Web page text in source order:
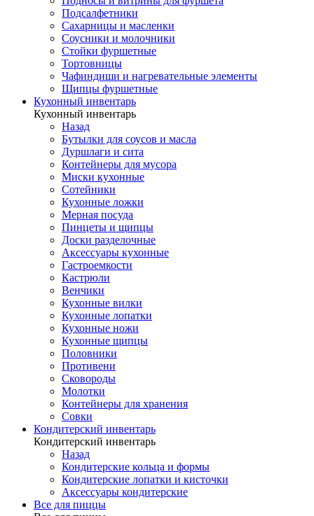
Подсалфетники
Сахарницы и масленки
Соусники и молочники
Стойки фуршетные
Тортовницы
Чафиндиши и нагревательные элементы
Щипцы фуршетные
Кухонный инвентарь
Кухонный инвентарь
Назад
Бутылки для соусов и масла
Дуршлаги и сита
Контейнеры для мусора
Миски кухонные
Сотейники
Кухонные ложки
Мерная посуда
Пинцеты и щипцы
Доски разделочные
Аксессуары кухонные
Гастроемкости
Кастрюли
Венчики
Кухонные вилки
Кухонные лопатки
Кухонные ножи
Кухонные щипцы
Половники
Противени
Сковороды
Молотки
Контейнеры для хранения
Совки
Кондитерский инвентарь
Кондитерский инвентарь
Назад
Кондитерские кольца и формы
Кондитерские лопатки и кисточки
Аксессуары кондитерские
Все для пиццы